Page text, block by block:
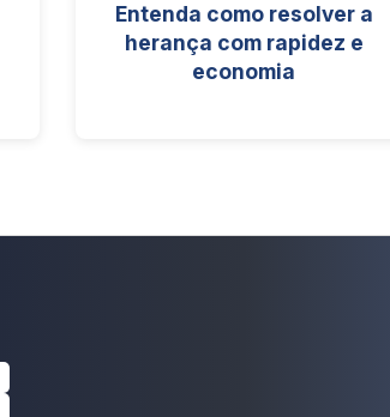
Entenda como resolver a
herança com rapidez e
economia